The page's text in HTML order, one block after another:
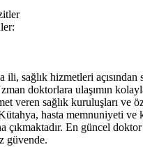
sağlık hizmetleri açısından
doktorlara ulaşımın
veren sağlık kuruluşları ve
hasta memnuniyeti ve
çıkmaktadır. En güncel
güvende.